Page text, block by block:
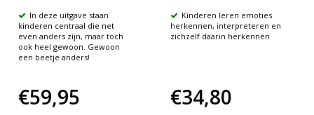
In deze uitgave staan
kinderen centraal die net
even anders zijn, maar toch
ook heel gewoon. Gewoon
een beetje anders!
€59,95
Kinderen leren emoties
herkennen, interpreteren en
zichzelf daarin herkennen
€34,80